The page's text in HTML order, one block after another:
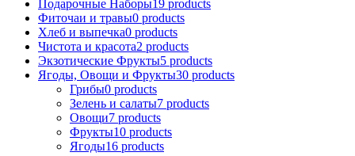
Подарочные Наборы19 products
Фиточаи и травы0 products
Хлеб и выпечка0 products
Чистота и красота2 products
Экзотические Фрукты5 products
Ягоды, Овощи и Фрукты30 products
Грибы0 products
Зелень и салаты7 products
Овощи7 products
Фрукты10 products
Ягоды16 products